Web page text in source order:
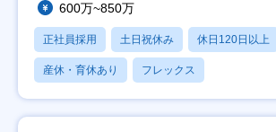
600万~850万
正社員採用 土日祝休み 休日120日以上
産休・育休あり フレックス